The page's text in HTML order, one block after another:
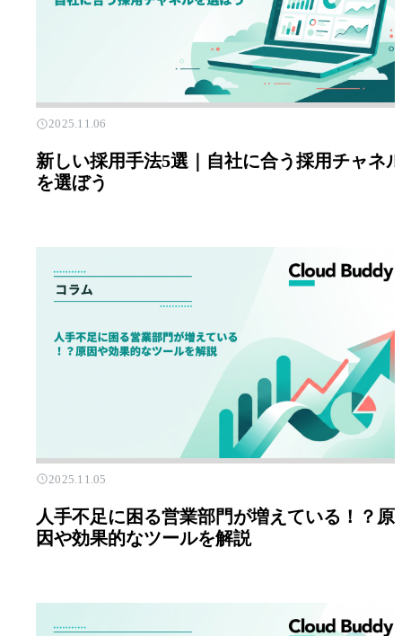
2025.11.06
新しい採用手法5選｜自社に合う採用チャネ
を選ぼう
2025.11.05
人手不足に困る営業部門が増えている！？原
因や効果的なツールを解説